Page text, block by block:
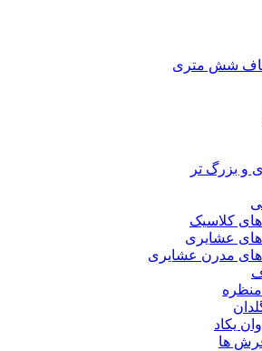
شش متری
و بزرگ تر
کلاسیک
عشایری
مدرن عشایری
یکاد
فرش ها